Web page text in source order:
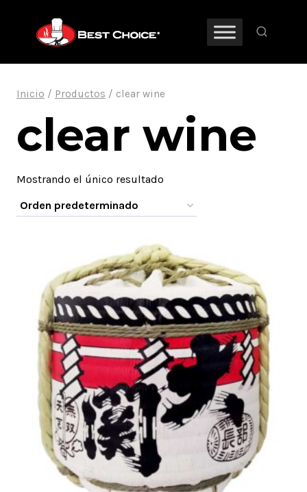
contenido
Inicio / Productos / clear wine
clear wine
Mostrando el único resultado